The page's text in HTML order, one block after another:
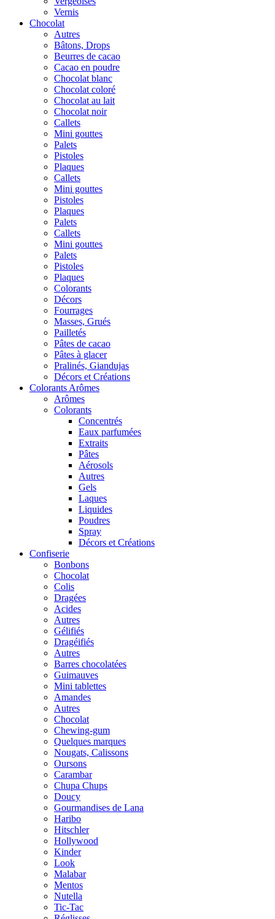
Vernis
Chocolat
Autres
Bâtons, Drops
Beurres de cacao
Cacao en poudre
Chocolat blanc
Chocolat coloré
Chocolat au lait
Chocolat noir
Callets
Mini gouttes
Palets
Pistoles
Plaques
Callets
Mini gouttes
Pistoles
Plaques
Palets
Callets
Mini gouttes
Palets
Pistoles
Plaques
Colorants
Décors
Fourrages
Masses, Grués
Pailletés
Pâtes de cacao
Pâtes à glacer
Pralinés, Giandujas
Décors et Créations
Colorants Arômes
Arômes
Colorants
Concentrés
Eaux parfumées
Extraits
Pâtes
Aérosols
Autres
Gels
Laques
Liquides
Poudres
Spray
Décors et Créations
Confiserie
Bonbons
Chocolat
Colis
Dragées
Acides
Autres
Gélifiés
Dragéifiés
Autres
Barres chocolatées
Guimauves
Mini tablettes
Amandes
Autres
Chocolat
Chewing-gum
Quelques marques
Nougats, Calissons
Oursons
Carambar
Chupa Chups
Doucy
Gourmandises de Lana
Haribo
Hitschler
Hollywood
Kinder
Look
Malabar
Mentos
Nutella
Tic-Tac